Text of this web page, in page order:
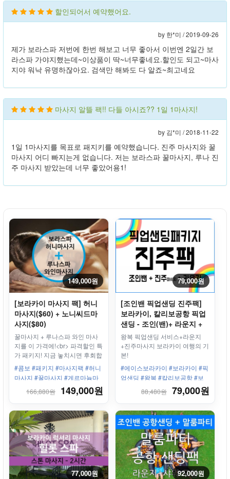
할인되어서 예약했어요.
by 한*미 /2019-09-26
제가 보라스파 저번에 한번 해보고 너무 좋아서 이번엔 2일간 보
라스파 가야지했는데~이상품이 딱~너무좋네요.할인도 되고~마사
지야 워낙 유명하잖아요. 검색만 해봐도 다 알죠~최고네요
마사지 알뜰 팩!! 다들 아시죠?? 1일 1마사지!
by 김*미 /2018-11-22
1일 1마사지를 목표로 패지키를 예약했습니다. 진주 마사지와 꿀
마사지 어디 빠지는게 없습니다. 저는 보라스파 꿀마사지, 루나 진
주 마사지 받았는데 너무 좋았어용1!
149,000원
[보라카이 마사지 팩] 허니
마사지($60) + 노니씨드마
사지($80)
꿀마사지 + 루나스파 와인 마사
지를 이 가격에!<br> 파격할인 특
가 패키지! 지금 놓치시면 후회합
니다.
#콤보 #패키지 #마사지팩 #허니
마사지 #꿀마사지 #게르마늄마
사지 #스테이션3
166,880원 149,000원
79,000원
[조인밴 픽업샌딩 진주팩]
보라카이, 칼리보공항 픽업
샌딩 - 조인(밴)+ 라운지 +
진주마사지
왕복 픽업샌딩 서비스+라운지
+진주마사지 보라카이 여행의 기
본!
#에이스보라카이 #보라카이 #픽
업샌딩 #왕복 #칼리보공항 #보
라카이리조트 #한인업체 #최고
의서비스 #칼리보공항라운지 #
88,480원 79,000원
77,000원 92,000원